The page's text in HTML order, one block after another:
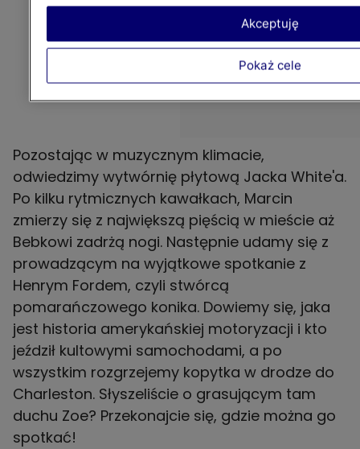
Pozostając w muzycznym klimacie,
odwiedzimy wytwórnię płytową Jacka White'a.
Po kilku rytmicznych kawałkach, Marcin
zmierzy się z największą pięścią w mieście aż
Bebkowi zadrżą nogi. Następnie udamy się z
prowadzącym na wyjątkowe spotkanie z
Henrym Fordem, czyli stwórcą
pomarańczowego konika. Dowiemy się, jaka
jest historia amerykańskiej motoryzacji i kto
jeździł kultowymi samochodami, a po
wszystkim rozgrzejemy kopytka w drodze do
Charleston. Słyszeliście o grasującym tam
duchu Zoe? Przekonajcie się, gdzie można go
spotkać!
Pokaż cele
Akceptuję